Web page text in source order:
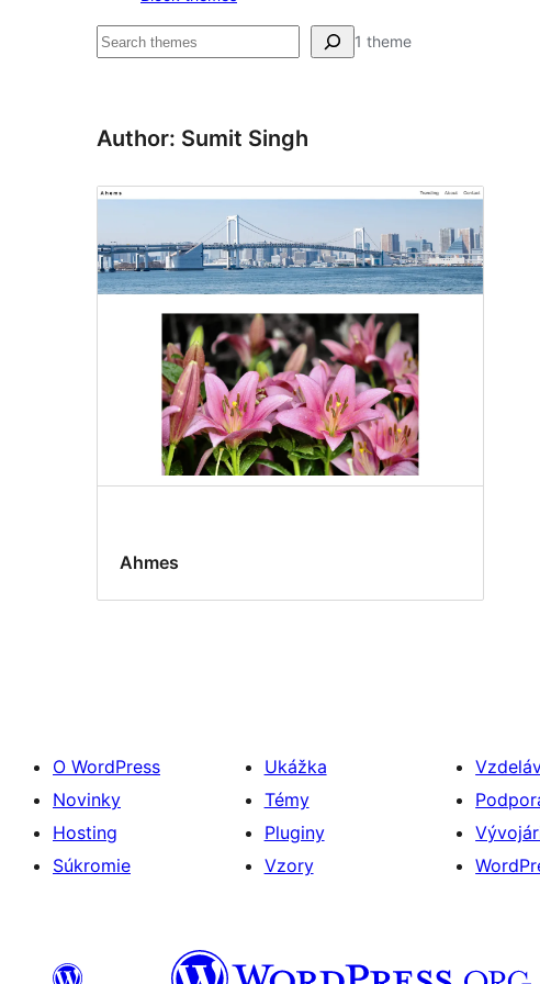
Hľadať 1 theme
Author: Sumit Singh
Ahmes
O WordPress
Novinky
Hosting
Súkromie
Ukážka
Témy
Pluginy
Vzory